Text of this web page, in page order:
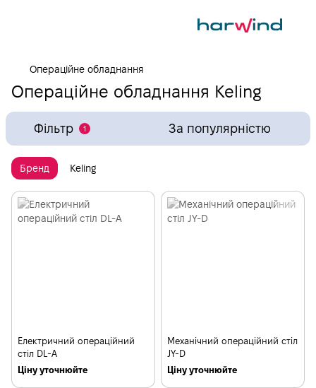
Операційне обладнання
Операційне обладнання Keling
Фільтр 1 За популярністю
Бренд Keling
Електричний операційний
стіл DL-A
Ціну уточнюйте
Механічний операційний стіл
JY-D
Ціну уточнюйте